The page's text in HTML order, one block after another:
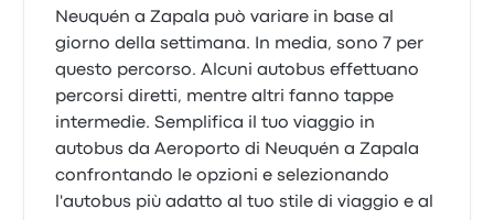
Neuquén a Zapala può variare in base al
giorno della settimana. In media, sono 7 per
questo percorso. Alcuni autobus effettuano
percorsi diretti, mentre altri fanno tappe
intermedie. Semplifica il tuo viaggio in
autobus da Aeroporto di Neuquén a Zapala
confrontando le opzioni e selezionando
l'autobus più adatto al tuo stile di viaggio e al